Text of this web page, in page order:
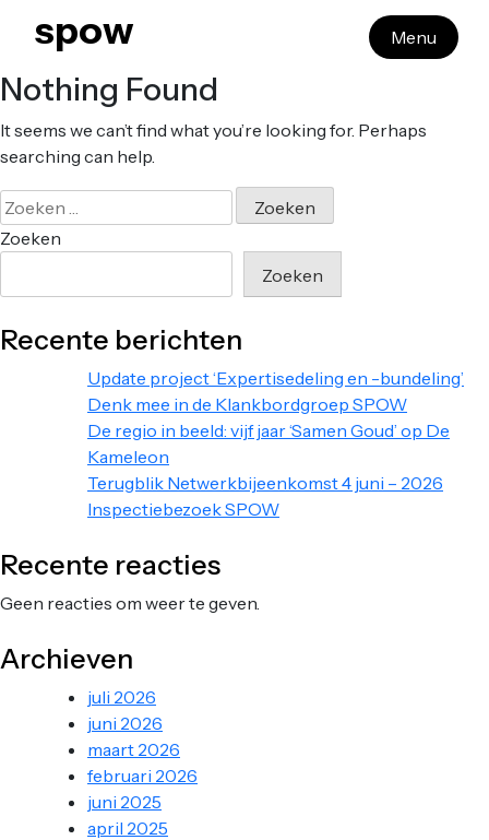
spow Menu
Nothing Found
It seems we can’t find what you’re looking for. Perhaps
searching can help.
Zoeken
naar:
Zoeken
Zoeken
Recente berichten
Update project ‘Expertisedeling en -bundeling’
Denk mee in de Klankbordgroep SPOW
De regio in beeld: vijf jaar ‘Samen Goud’ op De
Kameleon
Terugblik Netwerkbijeenkomst 4 juni – 2026
Inspectiebezoek SPOW
Recente reacties
Geen reacties om weer te geven.
Archieven
juli 2026
juni 2026
maart 2026
februari 2026
juni 2025
april 2025